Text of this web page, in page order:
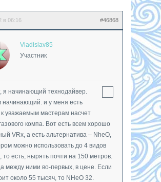
в 06:16 #46868
Vladislav85
Участник
я начинающий технодайвер.
начинающий. и у меня есть
к уважаемым мастерам насчет
компа. Вот есть всем хорошо
VRx, а есть альтернатива – NheO,
можно использовать до 4 видов
то есть, нырять почти на 150 метров.
между ними во-первых, в цене. Если
около 55 тысяч, то NHeO 32.